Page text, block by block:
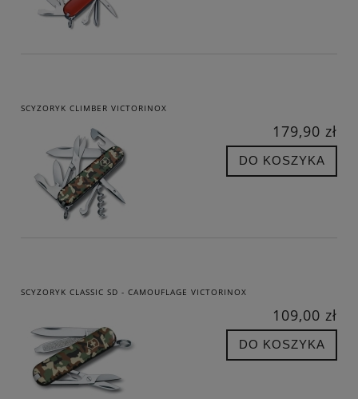
SCYZORYK CLIMBER VICTORINOX
179,90 zł
DO KOSZYKA
SCYZORYK CLASSIC SD - CAMOUFLAGE VICTORINOX
109,00 zł
DO KOSZYKA